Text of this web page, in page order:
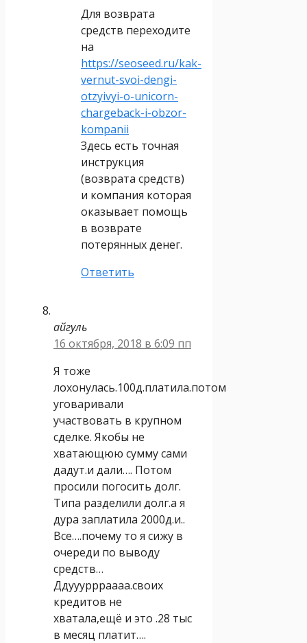
Для возврата
средств переходите
на
https://seoseed.ru/kak-
vernut-svoi-dengi-
otzyivyi-o-unicorn-
chargeback-i-obzor-
kompanii
Здесь есть точная
инструкция
(возврата средств)
и компания которая
оказывает помощь
в возврате
потерянных денег.
Ответить
айгуль
16 октября, 2018 в 6:09 пп
Я тоже
лохонулась.100д.платила.потом
уговаривали
участвовать в крупном
сделке. Якобы не
хватающюю сумму сами
дадут.и дали…. Потом
просили погосить долг.
Типа разделили долг.а я
дура заплатила 2000д.и..
Все….почему то я сижу в
очереди по выводу
средств…
Ддуууррраааа.своих
кредитов не
хватала,ещё и это .28 тыс
в месяц платит….